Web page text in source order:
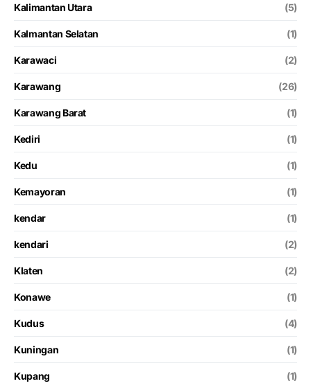
Kalimantan Utara (5)
Kalmantan Selatan (1)
Karawaci (2)
Karawang (26)
Karawang Barat (1)
Kediri (1)
Kedu (1)
Kemayoran (1)
kendar (1)
kendari (2)
Klaten (2)
Konawe (1)
Kudus (4)
Kuningan (1)
Kupang (1)